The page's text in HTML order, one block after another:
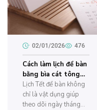
02/01/2026 476
Cách làm lịch để bàn
bằng bìa cát tông
đơn giản tại nhà?
Lịch Tết để bàn không
chỉ là vật dụng giúp
theo dõi ngày tháng